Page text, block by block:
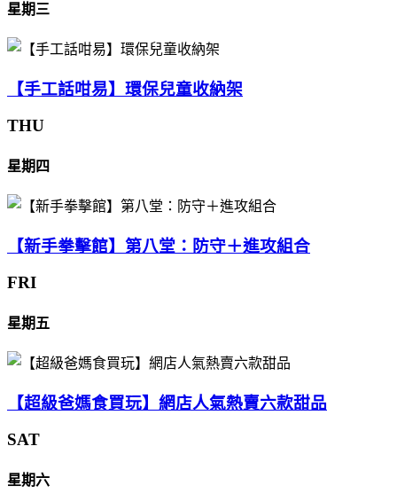
星期三
【手工話咁易】環保兒童收納架
THU
星期四
【新手拳擊館】第八堂：防守＋進攻組合
FRI
星期五
【超級爸媽食買玩】網店人氣熱賣六款甜品
SAT
星期六